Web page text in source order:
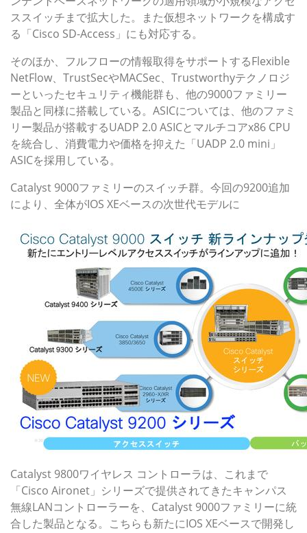
ススイッチまで拡大した。また仮想ネットワークを構成す
る「Cisco SD-Access」にも対応する。
そのほか、フルフローの情報取得をサポートするFlexible
NetFlow、TrustSecやMACSec、Trustworthyテクノロジ
ーといったセキュリティ機能群も、他の9000ファミリー
製品と同様に搭載している。ASICについては、他のファミ
リー製品が搭載するUADP 2.0 ASICとマルチコアx86 CPU
を統合し、消費電力や価格を抑えた「UADP 2.0 mini」
ASICを採用している。
Catalyst 9000ファミリーのスイッチ群。今回の9200追加
により、全体がIOS XEベースの次世代モデルに
Catalyst 9800ワイヤレス コントローラは、これまで
「Cisco Aironet」シリーズで提供されてきたキャンパス
無線LANコントローラーを、Catalyst 9000ファミリーに統
合した製品となる。こちらも新たにIOS XEベースで開発し